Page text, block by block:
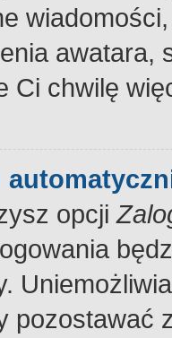
Ci chwilę
opcji
pozostawać